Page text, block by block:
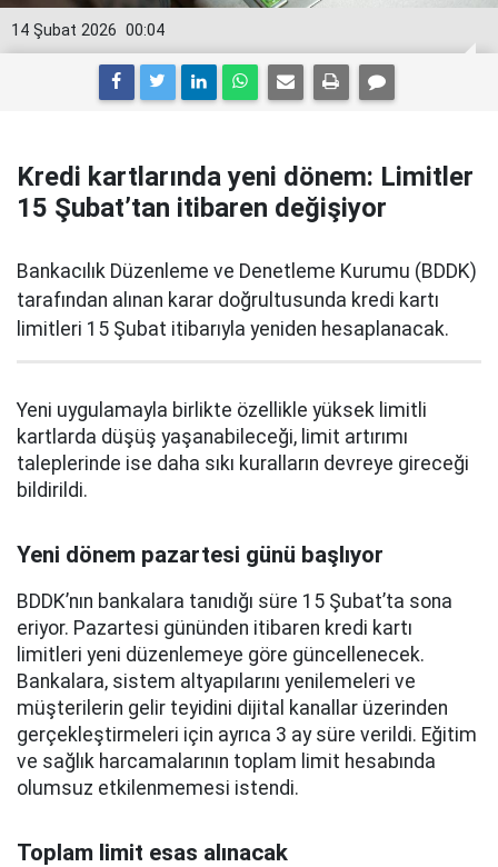
00:04
14 Şubat 2026
Kredi kartlarında yeni dönem: Limitler
15 Şubat’tan itibaren değişiyor
Bankacılık Düzenleme ve Denetleme Kurumu (BDDK)
tarafından alınan karar doğrultusunda kredi kartı
limitleri 15 Şubat itibarıyla yeniden hesaplanacak.
Yeni uygulamayla birlikte özellikle yüksek limitli
kartlarda düşüş yaşanabileceği, limit artırımı
taleplerinde ise daha sıkı kuralların devreye gireceği
bildirildi.
Yeni dönem pazartesi günü başlıyor
BDDK’nın bankalara tanıdığı süre 15 Şubat’ta sona
eriyor. Pazartesi gününden itibaren kredi kartı
limitleri yeni düzenlemeye göre güncellenecek.
Bankalara, sistem altyapılarını yenilemeleri ve
müşterilerin gelir teyidini dijital kanallar üzerinden
gerçekleştirmeleri için ayrıca 3 ay süre verildi. Eğitim
ve sağlık harcamalarının toplam limit hesabında
olumsuz etkilenmemesi istendi.
Toplam limit esas alınacak